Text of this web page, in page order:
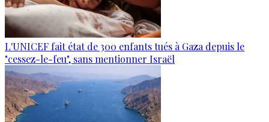
L'UNICEF fait état de 300 enfants tués à Gaza depuis le
"cessez-le-feu", sans mentionner Israël